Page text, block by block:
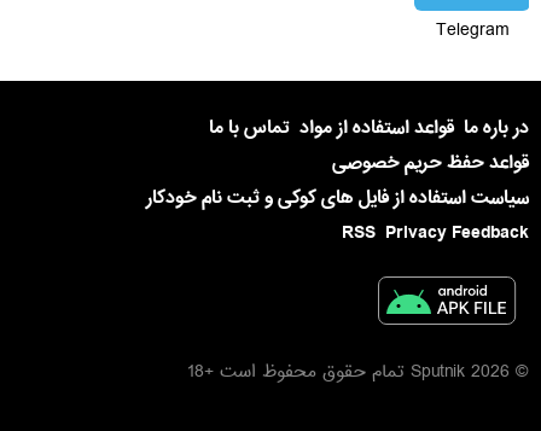
Telegram
در باره ما قواعد استفاده از مواد تماس با ما
قواعد حفظ حریم خصوصی
سیاست استفاده از فایل های کوکی و ثبت نام خودکار
Privacy Feedback
RSS
© 2026 Sputnik تمام حقوق محفوظ است +18